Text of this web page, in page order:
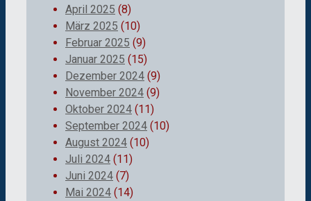
April 2025 (8)
März 2025 (10)
Februar 2025 (9)
Januar 2025 (15)
Dezember 2024 (9)
November 2024 (9)
Oktober 2024 (11)
September 2024 (10)
August 2024 (10)
Juli 2024 (11)
Juni 2024 (7)
Mai 2024 (14)